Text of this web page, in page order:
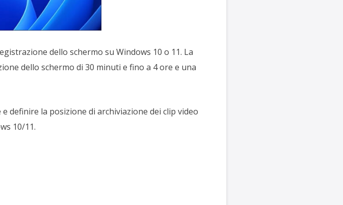
dello schermo su Windows 10 o 11. La
dello schermo di 30 minuti e fino a 4 ore e una
definire la posizione di archiviazione dei clip video
10/11.